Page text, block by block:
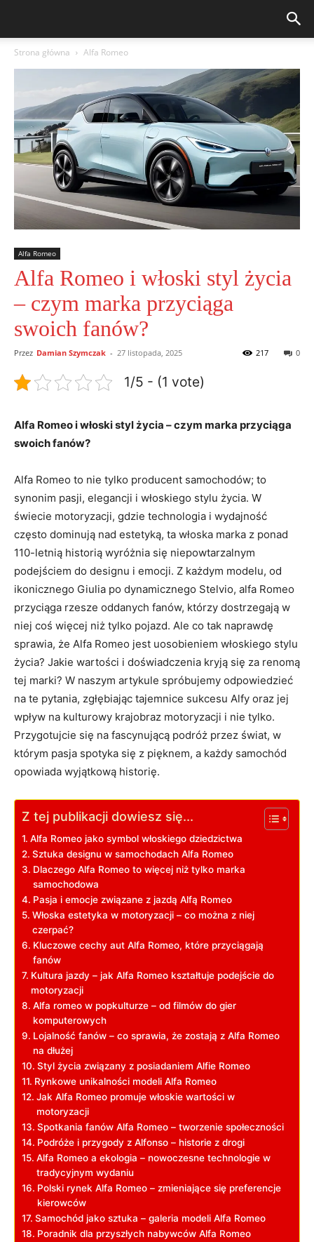
Strona główna Alfa Romeo
Alfa Romeo
Alfa Romeo i włoski styl życia
– czym marka przyciąga
swoich fanów?
Przez Damian Szymczak - 27 listopada, 2025 0
217
1/5 - (1 vote)
Alfa Romeo ⁢i włoski styl życia⁤ – czym marka przyciąga
swoich fanów?
Alfa Romeo ⁤to nie ⁣tylko producent samochodów;⁤ to⁣
synonim pasji, elegancji i włoskiego ⁢stylu życia. W
świecie motoryzacji, gdzie technologia‌ i wydajność
często dominują nad estetyką, ta włoska‌ marka z ponad
110-letnią historią wyróżnia się ‌niepowtarzalnym
podejściem do designu i​ emocji. Z każdym modelu, od
ikonicznego Giulia po‍ dynamicznego Stelvio, alfa Romeo
przyciąga‌ rzesze oddanych fanów, ​którzy dostrzegają ​w
niej coś więcej niż​ tylko pojazd. Ale co tak naprawdę
⁢sprawia, że Alfa Romeo ‍jest uosobieniem włoskiego stylu
życia? Jakie wartości i doświadczenia kryją się za renomą⁢
tej​ marki? ⁢W naszym artykule spróbujemy odpowiedzieć
⁣na te​ pytania, ⁤zgłębiając tajemnice sukcesu Alfy oraz jej
wpływ na kulturowy krajobraz motoryzacji i nie tylko.
Przygotujcie się na fascynującą ‍podróż przez świat, ⁣w
którym pasja ⁤spotyka się z pięknem, a każdy samochód
⁣opowiada wyjątkową historię.
Z tej publikacji dowiesz się...
Alfa ⁣Romeo jako symbol włoskiego dziedzictwa
Sztuka designu w samochodach Alfa Romeo
Dlaczego Alfa Romeo to więcej niż tylko‌ marka
samochodowa
Pasja i emocje ​związane z ‍jazdą Alfą Romeo
Włoska estetyka ‌w ⁣motoryzacji – co można z ‌niej
czerpać?
Kluczowe cechy aut Alfa Romeo, ⁢które przyciągają
fanów
Kultura jazdy – jak Alfa Romeo kształtuje podejście do
motoryzacji
Alfa‍ romeo w popkulturze ⁣– od filmów do gier
komputerowych
Lojalność ⁤fanów‍ – co ⁤sprawia, ‌że zostają z ⁣Alfa Romeo
na dłużej
Styl życia związany z posiadaniem Alfie Romeo
Rynkowe unikalności modeli Alfa Romeo
Jak Alfa Romeo promuje włoskie wartości w
motoryzacji
Spotkania⁢ fanów Alfa Romeo – tworzenie społeczności
Podróże i przygody z ‍Alfonso –⁢ historie z​ drogi
Alfa Romeo a ekologia – nowoczesne technologie w
tradycyjnym ⁤wydaniu
Polski rynek Alfa Romeo – zmieniające się preferencje‍
kierowców
Samochód jako sztuka – galeria modeli Alfa Romeo
Poradnik dla przyszłych nabywców Alfa Romeo